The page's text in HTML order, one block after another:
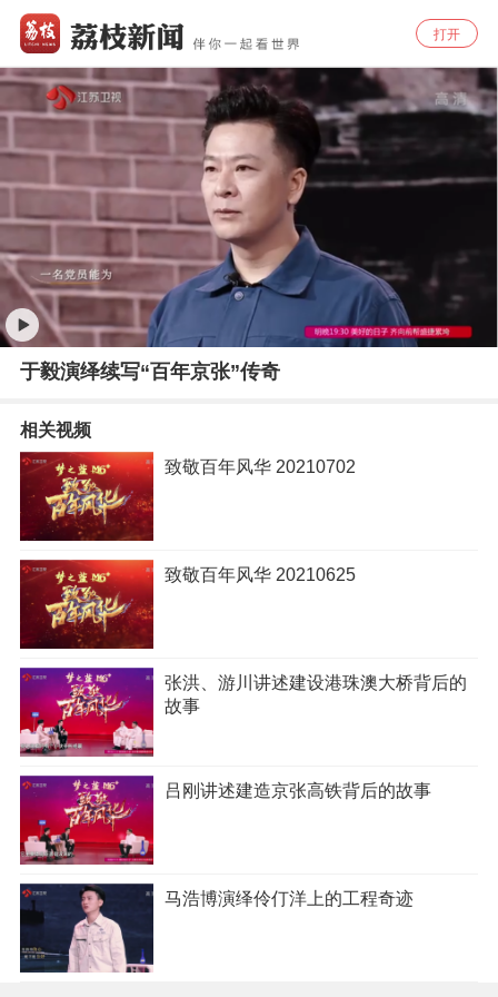
打开
于毅演绎续写“百年京张”传奇
相关视频
致敬百年风华 20210702
致敬百年风华 20210625
张洪、游川讲述建设港珠澳大桥背后的
故事
吕刚讲述建造京张高铁背后的故事
马浩博演绎伶仃洋上的工程奇迹